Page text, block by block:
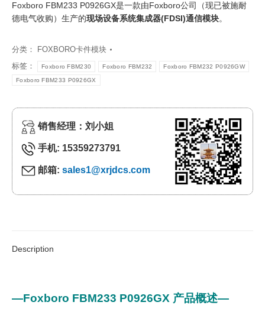
Foxboro FBM233 P0926GX是一款由Foxboro公司（现已被施耐
德电气收购）生产的现场设备系统集成器(FDSI)通信模块。
分类：
FOXBORO卡件模块
标签：
Foxboro FBM230 Foxboro FBM232 Foxboro FBM232 P0926GW
Foxboro FBM233 P0926GX
销售经理：刘小姐
手机: 15359273791
邮箱: sales1@xrjdcs.com
Description
—Foxboro FBM233 P0926GX 产品概述—